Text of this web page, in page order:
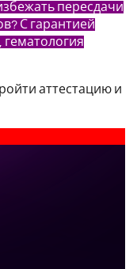
пересдачи
С гарантией
гематология
аттестацию и